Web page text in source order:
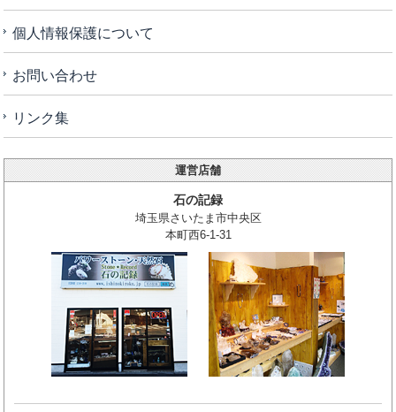
個人情報保護について
お問い合わせ
リンク集
運営店舗
石の記録
埼玉県さいたま市中央区
本町西6-1-31